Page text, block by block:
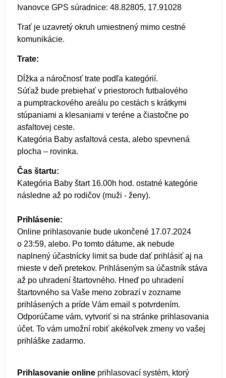
Ivanovce GPS súradnice: 48.82805, 17.91028
Trať je uzavretý okruh umiestnený mimo cestné
komunikácie.
Trate:
Dĺžka a náročnosť trate podľa kategórií.
Súťaž bude prebiehať v priestoroch futbalového
a pumptrackového areálu po cestách s krátkymi
stúpaniami a klesaniami v teréne a čiastočne po
asfaltovej ceste.
Kategória Baby asfaltová cesta, alebo spevnená
plocha – rovinka.
Čas štartu:
Kategória Baby štart 16.00h hod. ostatné kategórie
následne až po rodičov (muži - ženy).
Prihlásenie:
Online prihlasovanie bude ukončené 17.07.2024
o 23:59, alebo. Po tomto dátume, ak nebude
naplnený účastnícky limit sa bude dať prihlásiť aj na
mieste v deň pretekov. Prihláseným sa účastník stáva
až po uhradení štartovného. Hneď po uhradení
štartovného sa Vaše meno zobrazí v zozname
prihlásených a príde Vám email s potvrdením.
Odporúčame vám, vytvoriť si na stránke prihlasovania
účet. To vám umožní robiť akékoľvek zmeny vo vašej
prihláške zadarmo.
Prihlasovanie online prihlasovací systém, ktorý